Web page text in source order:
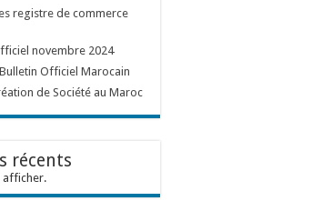
registre de commerce
novembre 2024
Officiel Marocain
de Société au Maroc
récents
afficher.